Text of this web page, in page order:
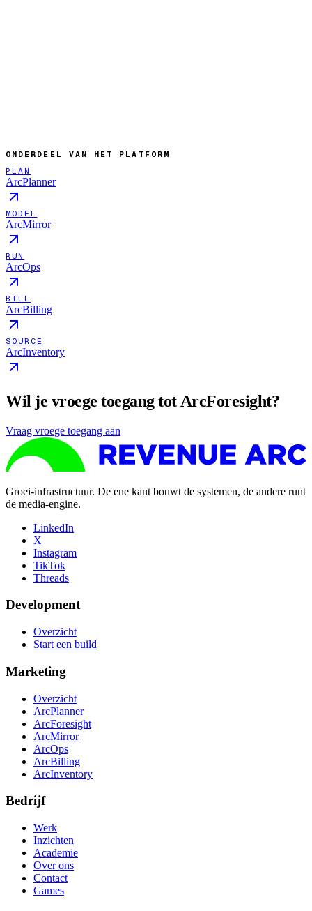
ONDERDEEL VAN HET PLATFORM
PLAN
ArcPlanner
MODEL
ArcMirror
RUN
ArcOps
BILL
ArcBilling
SOURCE
ArcInventory
Wil je vroege toegang tot ArcForesight?
Vraag vroege toegang aan
Groei-infrastructuur. De ene kant bouwt de systemen, de andere runt
de media-engine.
LinkedIn
X
Instagram
TikTok
Threads
Development
Overzicht
Start een build
Marketing
Overzicht
ArcPlanner
ArcForesight
ArcMirror
ArcOps
ArcBilling
ArcInventory
Bedrijf
Werk
Inzichten
Academie
Over ons
Contact
Games